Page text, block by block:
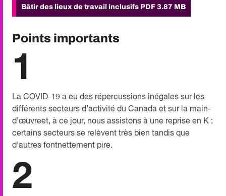
Bâtir des lieux de travail inclusifs PDF 3.87 MB
Points importants
1
La COVID-19 a eu des répercussions inégales sur les
différents secteurs d’activité du Canada et sur la main-
d’œuvreet, à ce jour, nous assistons à une reprise en K :
certains secteurs se relèvent très bien tandis que
d’autres fontnettement pire.
2